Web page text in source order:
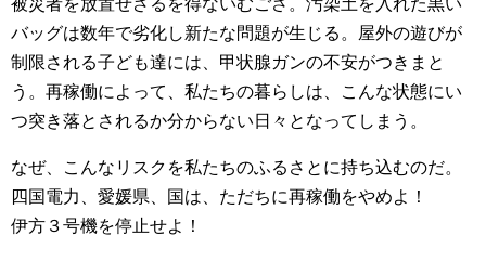
被災者を放置せざるを得ないむごさ。汚染土を入れた黒い
バッグは数年で劣化し新たな問題が生じる。屋外の遊びが
制限される子ども達には、甲状腺ガンの不安がつきまと
う。再稼働によって、私たちの暮らしは、こんな状態にい
つ突き落とされるか分からない日々となってしまう。
なぜ、こんなリスクを私たちのふるさとに持ち込むのだ。
四国電力、愛媛県、国は、ただちに再稼働をやめよ！
伊方３号機を停止せよ！